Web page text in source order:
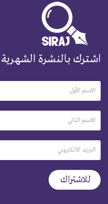
اشترك بالنشرة الشهرية